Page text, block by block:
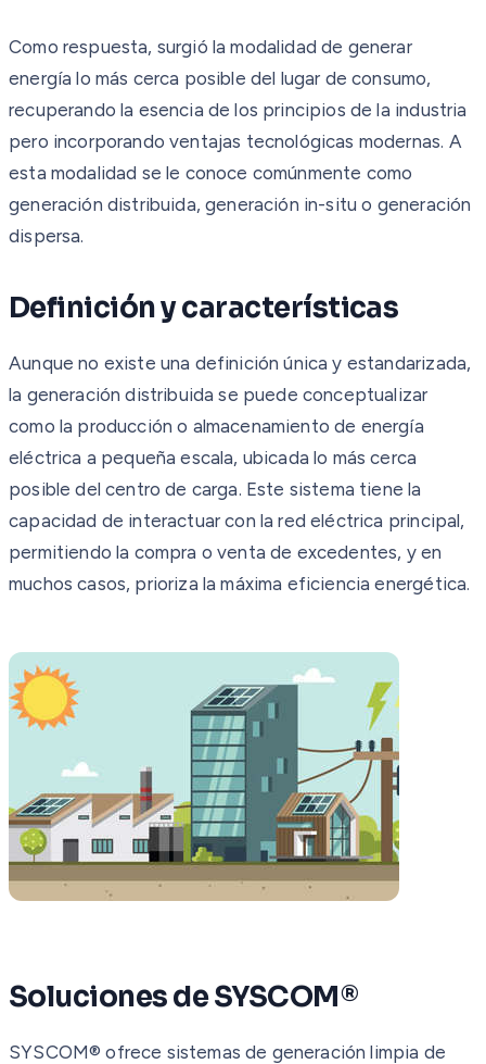
Como respuesta, surgió la modalidad de generar
energía lo más cerca posible del lugar de consumo,
recuperando la esencia de los principios de la industria
pero incorporando ventajas tecnológicas modernas. A
esta modalidad se le conoce comúnmente como
generación distribuida, generación in-situ o generación
dispersa.
Definición y características
Aunque no existe una definición única y estandarizada,
la generación distribuida se puede conceptualizar
como la producción o almacenamiento de energía
eléctrica a pequeña escala, ubicada lo más cerca
posible del centro de carga. Este sistema tiene la
capacidad de interactuar con la red eléctrica principal,
permitiendo la compra o venta de excedentes, y en
muchos casos, prioriza la máxima eficiencia energética.
Soluciones de SYSCOM®
SYSCOM® ofrece sistemas de generación limpia de